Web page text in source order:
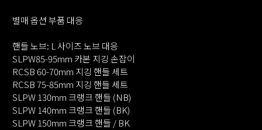
별매 옵션 부품 대응
핸들 노브: L 사이즈 노브 대응
SLPW85-95mm 카본 지깅 손잡이
RCSB 60-70mm 지깅 핸들 세트
RCSB 75-85mm 지깅 핸들 세트
SLPW 130mm 크랭크 핸들 (NB)
SLPW 140mm 크랭크 핸들 (BK)
SLPW 150mm 크랭크 핸들 / BK